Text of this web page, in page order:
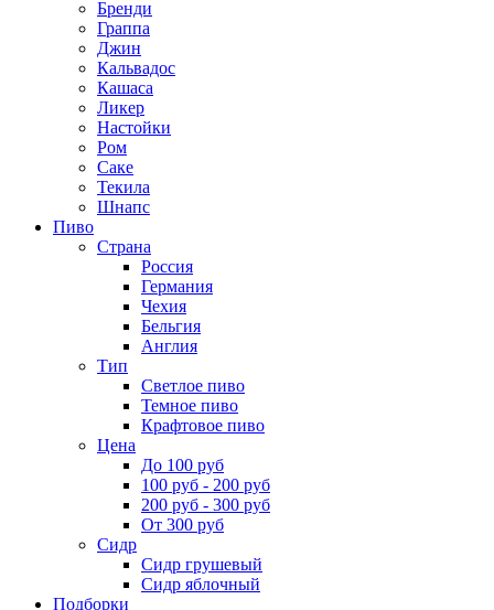
Бренди
Граппа
Джин
Кальвадос
Кашаса
Ликер
Настойки
Ром
Саке
Текила
Шнапс
Пиво
Страна
Россия
Германия
Чехия
Бельгия
Англия
Тип
Светлое пиво
Темное пиво
Крафтовое пиво
Цена
До 100 руб
100 руб - 200 руб
200 руб - 300 руб
От 300 руб
Сидр
Сидр грушевый
Сидр яблочный
Подборки